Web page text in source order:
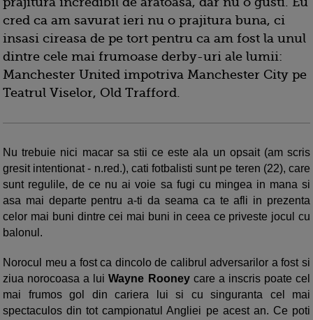
cred ca am savurat ieri nu o prajitura buna, ci
insasi cireasa de pe tort pentru ca am fost la unul
dintre cele mai frumoase derby-uri ale lumii:
Manchester United impotriva Manchester City pe
Teatrul Viselor, Old Trafford.
Nu trebuie nici macar sa stii ce este ala un opsait (am scris
gresit intentionat - n.red.), cati fotbalisti sunt pe teren (22), care
sunt regulile, de ce nu ai voie sa fugi cu mingea in mana si
asa mai departe pentru a-ti da seama ca te afli in prezenta
celor mai buni dintre cei mai buni in ceea ce priveste jocul cu
balonul.
Norocul meu a fost ca dincolo de calibrul adversarilor a fost si
ziua norocoasa a luiWayne Rooneycare a inscris poate cel
mai frumos gol din cariera lui si cu singuranta cel mai
spectaculos din tot campionatul Angliei pe acest an. Ce poti